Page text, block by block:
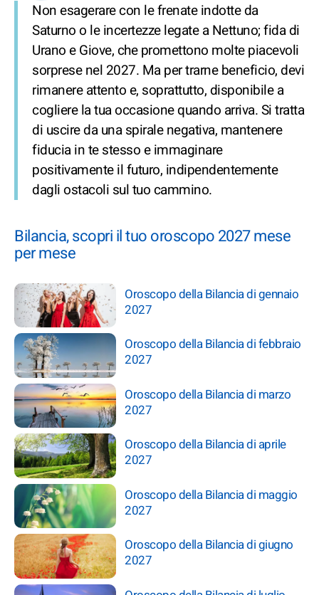
Non esagerare con le frenate indotte da
Saturno o le incertezze legate a Nettuno; fida di
Urano e Giove, che promettono molte piacevoli
sorprese nel 2027. Ma per trarne beneficio, devi
rimanere attento e, soprattutto, disponibile a
cogliere la tua occasione quando arriva. Si tratta
di uscire da una spirale negativa, mantenere
fiducia in te stesso e immaginare
positivamente il futuro, indipendentemente
dagli ostacoli sul tuo cammino.
Bilancia, scopri il tuo oroscopo 2027 mese
per mese
Oroscopo della Bilancia di gennaio
2027
Oroscopo della Bilancia di febbraio
2027
Oroscopo della Bilancia di marzo
2027
Oroscopo della Bilancia di aprile
2027
Oroscopo della Bilancia di maggio
2027
Oroscopo della Bilancia di giugno
2027